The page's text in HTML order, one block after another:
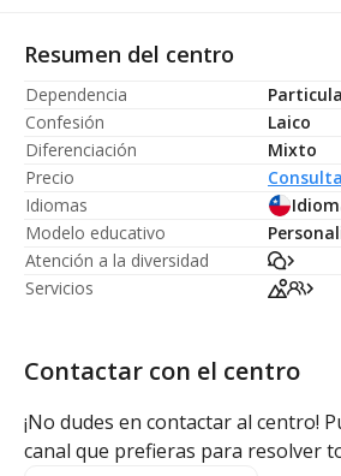
Resumen del centro
Dependencia
Confesión
Laico
Diferenciación
Mixto
Precio
Idiomas
Modelo educativo
Atención a la diversidad
Servicios
Contactar con el centro
¡No dudes en contactar al centro!
canal que prefieras para resolver